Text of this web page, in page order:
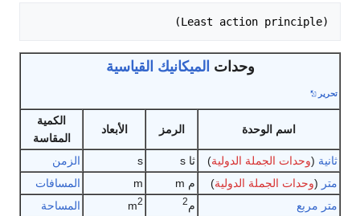
(Least action principle)
وحدات الميكانيك القياسية
تحرير
اسم الوحدة الرمز الأبعاد
الكمية
المقاسة
ثانية (وحدات الجملة الدولية) ثا s s
الزمن
متر (وحدات الجملة الدولية) م m m
المسافات
متر مربع
م2
m2
المساحة